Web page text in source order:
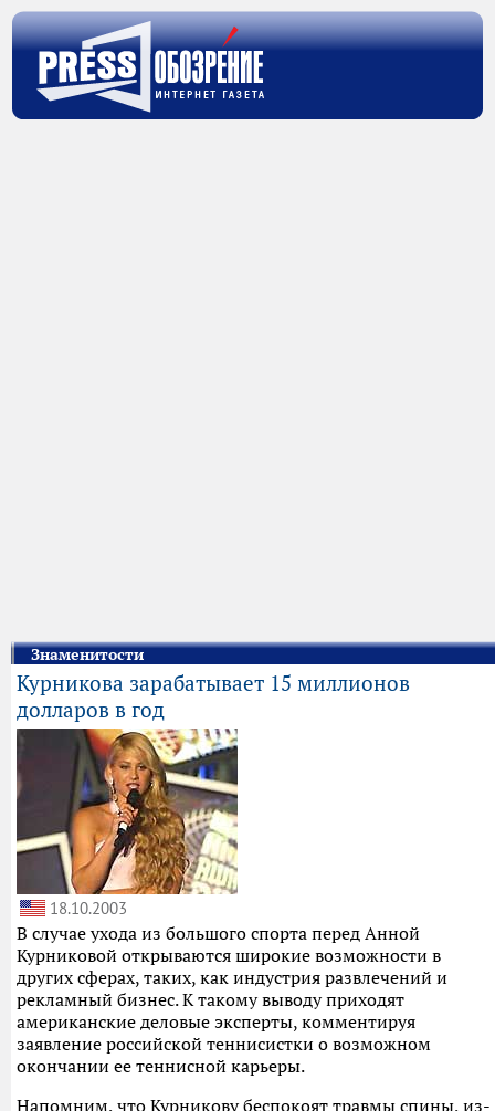
Знаменитости
Курникова зарабатывает 15 миллионов
долларов в год
18.10.2003
В случае ухода из большого спорта перед Анной
Курниковой открываются широкие возможности в
других сферах, таких, как индустрия развлечений и
рекламный бизнес. К такому выводу приходят
американские деловые эксперты, комментируя
заявление российской теннисистки о возможном
окончании ее теннисной карьеры.
Напомним, что Курникову беспокоят травмы спины, из-